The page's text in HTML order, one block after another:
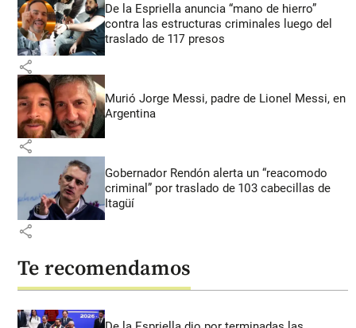
De la Espriella anuncia “mano de hierro”
contra las estructuras criminales luego del
traslado de 117 presos
share
Murió Jorge Messi, padre de Lionel Messi, en
Argentina
share
Gobernador Rendón alerta un “reacomodo
criminal” por traslado de 103 cabecillas de
Itagüí
share
Te recomendamos